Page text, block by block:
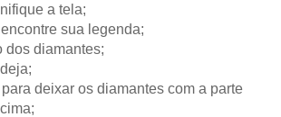
a tela;
sua legenda;
dos diamantes;
deixar os diamantes com a parte